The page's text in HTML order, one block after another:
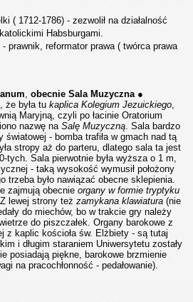
( 1712-1786) - zezwolił na działalność
Habsburgami.
prawnik, reformator prawa ( twórca prawa
, obecnie Sala Muzyczna ●
że była tu kaplica Kolegium Jezuickiego,
Maryjną, czyli po łacinie Oratorium
nazwę na Salę Muzyczną. Sala bardzo
światowej - bomba trafiła w gmach nad tą
stropy aż do parteru, dlatego sala ta jest
tych. Sala pierwotnie była wyższa o 1 m,
- taką wysokość wymusił położony
trzeba było nawiązać obecne sklepienia.
zajmują obecnie organy w formie tryptyku
lewej strony też zamykana klawiatura (nie
do miechów, bo w trakcie gry należy
do piszczałek. Organy barokowe z
z kaplic kościoła św. Elżbiety - są tutaj
i długim staraniem Uniwersytetu zostały
posiadają piękne, barokowe brzmienie
na pracochłonność - pedałowanie).